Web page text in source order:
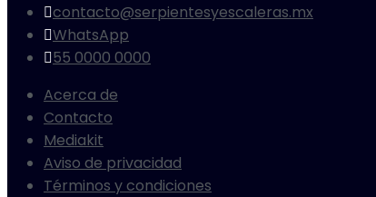
contacto@serpientesyescaleras.mx
WhatsApp
55 0000 0000
Acerca de
Contacto
Mediakit
Aviso de privacidad
Términos y condiciones